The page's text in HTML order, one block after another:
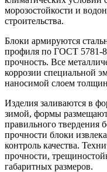
морозостойкости и
строительства.
Блоки армируются
профиля по ГОСТ 5781-
прочность. Все
коррозии специальной
наносимой слоем
Изделия заливаются в
зимой, формы
правильного твердения
прочности блоки
контроль качества.
прочности,
габаритных размеров.